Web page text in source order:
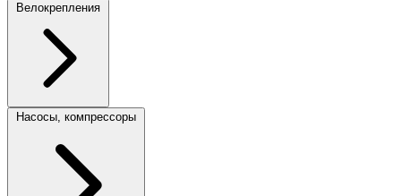
Велокрепления
Насосы, компрессоры